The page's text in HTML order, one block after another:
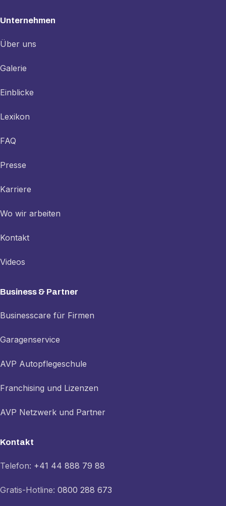
Unternehmen
Über uns
Galerie
Einblicke
Lexikon
FAQ
Presse
Karriere
Wo wir arbeiten
Kontakt
Videos
Business & Partner
Businesscare für Firmen
Garagenservice
AVP Autopflegeschule
Franchising und Lizenzen
AVP Netzwerk und Partner
Kontakt
Telefon: +41 44 888 79 88
Gratis-Hotline: 0800 288 673